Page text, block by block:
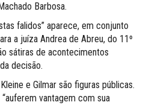
Barbosa.
falidos” aparece, em conjunto
a juíza Andrea de Abreu, do 11º
sátiras de acontecimentos
decisão.
e Gilmar são figuras públicas.
vantagem com sua